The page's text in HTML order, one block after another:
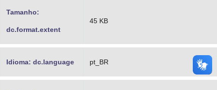
Tamanho:
dc.format.extent
45 KB
Idioma: dc.language pt_BR